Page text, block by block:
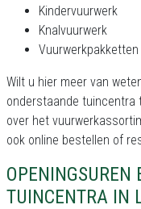
Kindervuurwerk
Knalvuurwerk
Vuurwerkpakketten
Wilt u hier meer van
onderstaande tuincentra
over het
ook online bestellen of
OPENINGSUREN
TUINCENTRA IN